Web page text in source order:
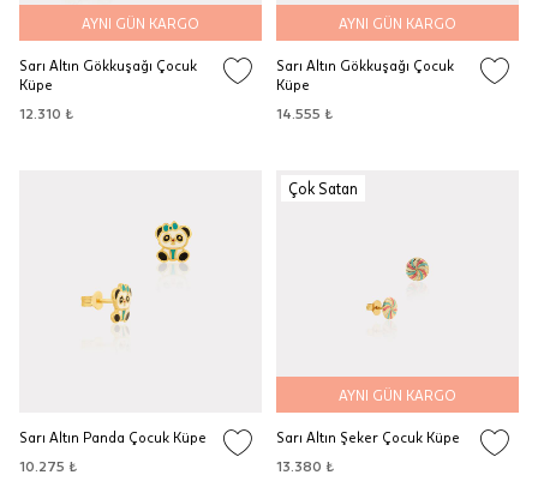
AYNI GÜN KARGO
Sarı Altın Gökkuşağı Çocuk
Küpe
12.310 ₺
AYNI GÜN KARGO
Sarı Altın Gökkuşağı Çocuk
Küpe
14.555 ₺
Sarı Altın Panda Çocuk Küpe
10.275 ₺
Çok Satan
AYNI GÜN KARGO
Sarı Altın Şeker Çocuk Küpe
13.380 ₺